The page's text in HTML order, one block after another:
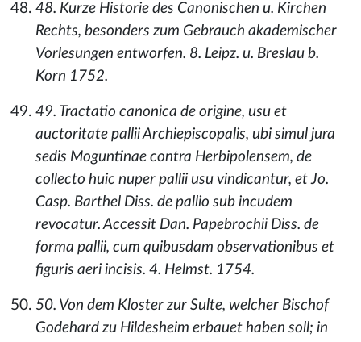
48. Kurze Historie des Canonischen u. Kirchen
Rechts, besonders zum Gebrauch akademischer
Vorlesungen entworfen. 8. Leipz. u. Breslau b.
Korn 1752.
49. Tractatio canonica de origine, usu et
auctoritate pallii Archiepiscopalis, ubi simul jura
sedis Moguntinae contra Herbipolensem, de
collecto huic nuper pallii usu vindicantur, et Jo.
Casp. Barthel Diss. de pallio sub incudem
revocatur. Accessit Dan. Papebrochii Diss. de
forma pallii, cum quibusdam observationibus et
figuris aeri incisis. 4. Helmst. 1754.
50. Von dem Kloster zur Sulte, welcher Bischof
Godehard zu Hildesheim erbauet haben soll; in